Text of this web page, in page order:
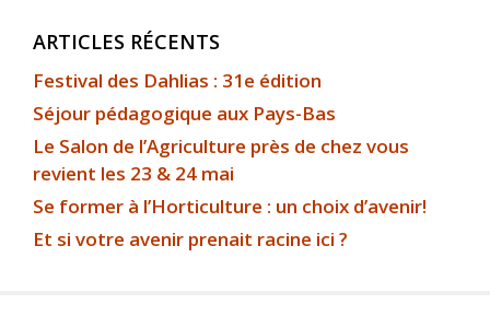
ARTICLES RÉCENTS
Festival des Dahlias : 31e édition
Séjour pédagogique aux Pays-Bas
Le Salon de l’Agriculture près de chez vous
revient les 23 & 24 mai
Se former à l’Horticulture : un choix d’avenir!
Et si votre avenir prenait racine ici ?